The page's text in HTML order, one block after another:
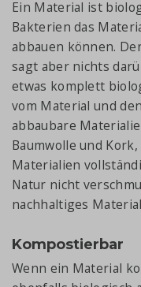
Ein Material ist
Bakterien das
abbauen können.
sagt aber nichts
etwas komplett
vom Material und
abbaubare
Baumwolle und
Materialien
Natur nicht
nachhaltiges
Kompostierbar
Wenn ein Material